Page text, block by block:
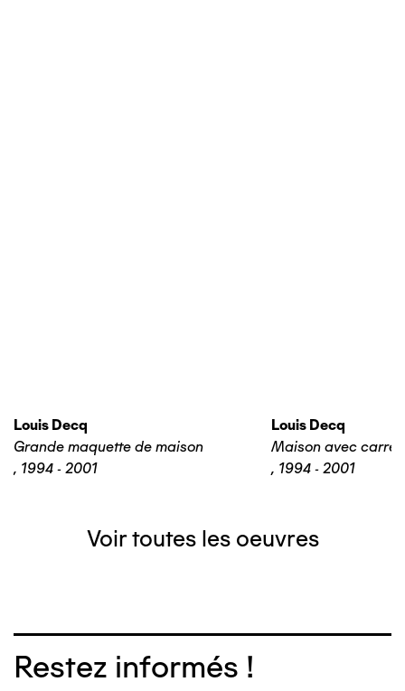
Louis Decq
Grande maquette de maison
, 1994 - 2001
Louis Decq
Maison avec
, 1994 - 2001
Voir toutes les oeuvres
Restez informés !